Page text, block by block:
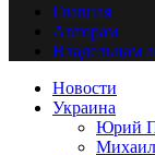
Главная
Авторам
Владельцам
Новости
Украина
Юрий